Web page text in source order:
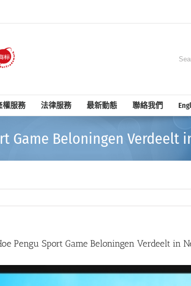
權服務 法律服務 最新動態 聯絡我們
Game Beloningen Verdeelt
Pengu Sport Game Beloningen Verdeelt in